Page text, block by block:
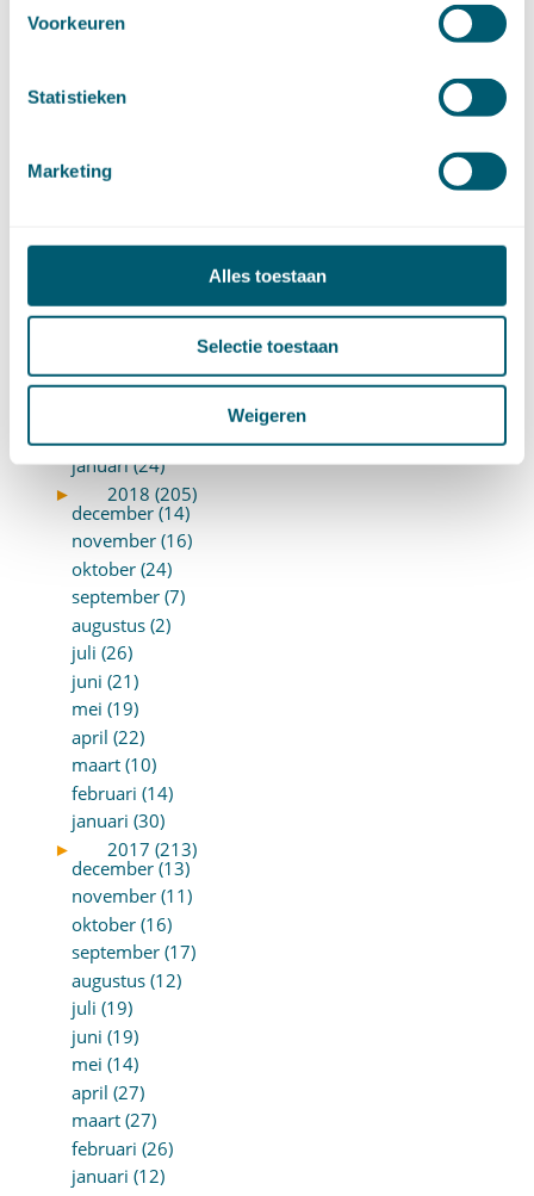
Voorkeuren
Statistieken
Marketing
Alles toestaan
Selectie toestaan
Weigeren
april (20)
januari (17)
november (8)
september (8)
juni (10)
april (18)
februari (14)
januari (24)
►
2018 (205)
december (14)
november (16)
oktober (24)
september (7)
augustus (2)
juli (26)
juni (21)
mei (19)
april (22)
maart (10)
februari (14)
januari (30)
►
2017 (213)
december (13)
november (11)
oktober (16)
september (17)
augustus (12)
juli (19)
juni (19)
mei (14)
april (27)
maart (27)
februari (26)
januari (12)